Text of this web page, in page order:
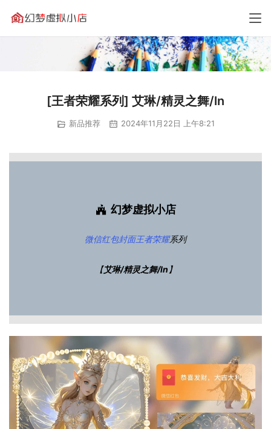
[王者荣耀系列] 艾琳/精灵之舞/ln
新品推荐 2024年11月22日 上午8:21
幻梦虚拟小店
微信红包封面王者荣耀系列
【艾琳/精灵之舞/ln 】